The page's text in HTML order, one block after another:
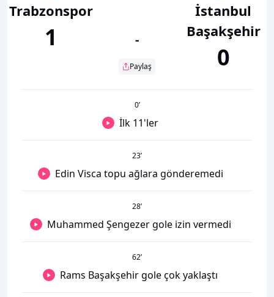
Trabzonspor
1 -
Paylaş
İstanbul
Başakşehir
0
0’
İlk 11'ler
23’
Edin Visca topu ağlara gönderemedi
28’
Muhammed Şengezer gole izin vermedi
62’
Rams Başakşehir gole çok yaklaştı